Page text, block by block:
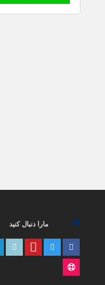
مارا دنبال کنید